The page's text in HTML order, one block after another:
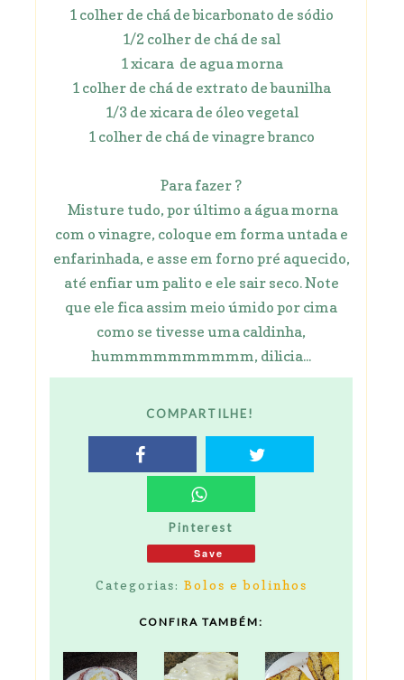
1 colher de chá de bicarbonato de sódio
1/2 colher de chá de sal
1 xicara de agua morna
1 colher de chá de extrato de baunilha
1/3 de xicara de óleo vegetal
1 colher de chá de vinagre branco
Para fazer ?
Misture tudo, por último a água morna
com o vinagre, coloque em forma untada e
enfarinhada, e asse em forno pré aquecido,
até enfiar um palito e ele sair seco. Note
que ele fica assim meio úmido por cima
como se tivesse uma caldinha,
hummmmmmmmmm, dilicia...
COMPARTILHE!
Pinterest
Save
Categorias: Bolos e bolinhos
CONFIRA TAMBÉM: